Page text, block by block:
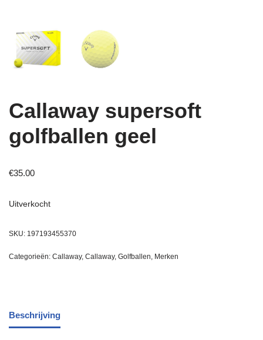
Callaway supersoft
golfballen geel
€35.00
Uitverkocht
SKU: 197193455370
Categorieën: Callaway, Callaway, Golfballen, Merken
Beschrijving